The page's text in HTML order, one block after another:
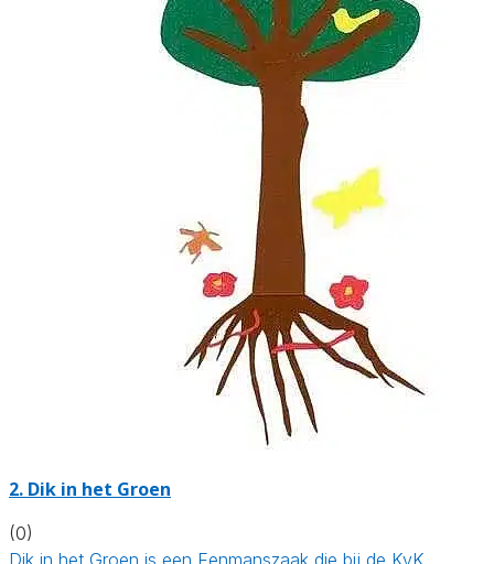
2. Dik in het Groen
(0)
Dik in het Groen is een Eenmanszaak die bij de KvK